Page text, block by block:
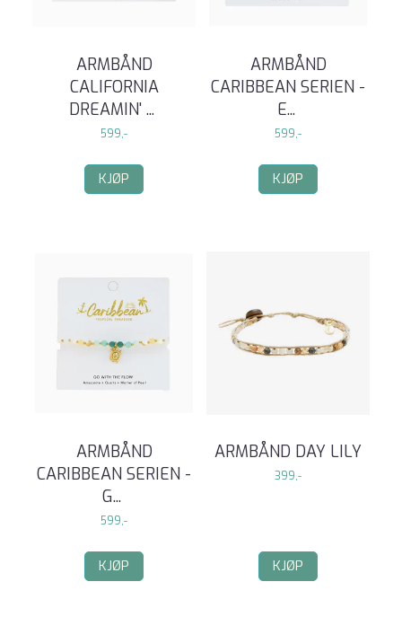
ARMBÅND
CALIFORNIA
DREAMIN' ...
599,-
KJØP
ARMBÅND
CARIBBEAN SERIEN -
E...
599,-
KJØP
ARMBÅND
CARIBBEAN SERIEN -
G...
599,-
KJØP
ARMBÅND DAY LILY
399,-
KJØP